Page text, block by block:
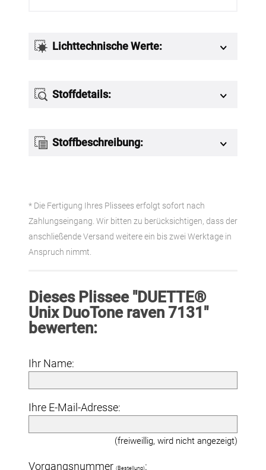
Lichttechnische Werte:
Stoffdetails:
Stoffbeschreibung:
* Die Fertigung Ihres Plissees erfolgt sofort nach
Zahlungseingang. Wir bitten zu berücksichtigen, dass der
anschließende Versand weitere ein bis zwei Werktage in
Anspruch nimmt.
Dieses Plissee "DUETTE®
Unix DuoTone raven 7131"
bewerten:
Ihr Name:
Ihre E-Mail-Adresse:
(freiweillig, wird nicht angezeigt)
Vorgangsnummer (Bestellung):